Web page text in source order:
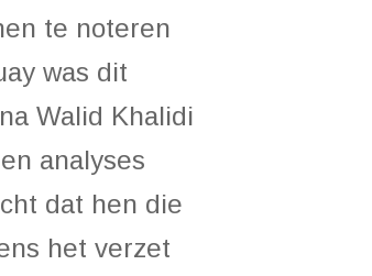
te noteren
was dit
Walid Khalidi
analyses
dat hen die
het verzet